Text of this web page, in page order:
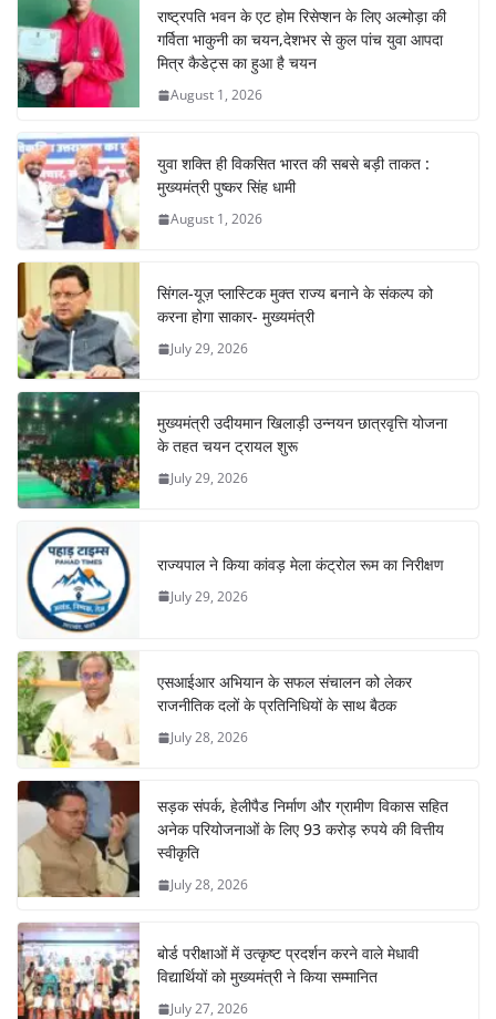
o
o
k
p
p
m n
राष्ट्रपति भवन के एट होम रिसेप्शन के लिए अल्मोड़ा की
गर्विता भाकुनी का चयन,देशभर से कुल पांच युवा आपदा
मित्र कैडेट्स का हुआ है चयन
August 1, 2026
युवा शक्ति ही विकसित भारत की सबसे बड़ी ताकत :
मुख्यमंत्री पुष्कर सिंह धामी
August 1, 2026
सिंगल-यूज़ प्लास्टिक मुक्त राज्य बनाने के संकल्प को
करना होगा साकार- मुख्यमंत्री
July 29, 2026
मुख्यमंत्री उदीयमान खिलाड़ी उन्नयन छात्रवृत्ति योजना
के तहत चयन ट्रायल शुरू
July 29, 2026
राज्यपाल ने किया कांवड़ मेला कंट्रोल रूम का निरीक्षण
July 29, 2026
एसआईआर अभियान के सफल संचालन को लेकर
राजनीतिक दलों के प्रतिनिधियों के साथ बैठक
July 28, 2026
सड़क संपर्क, हेलीपैड निर्माण और ग्रामीण विकास सहित
अनेक परियोजनाओं के लिए 93 करोड़ रुपये की वित्तीय
स्वीकृति
July 28, 2026
बोर्ड परीक्षाओं में उत्कृष्ट प्रदर्शन करने वाले मेधावी
विद्यार्थियों को मुख्यमंत्री ने किया सम्मानित
July 27, 2026